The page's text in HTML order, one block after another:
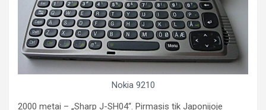
Nokia 9210
2000 metai – „Sharp J-SH04“. Pirmasis tik Japonijoje